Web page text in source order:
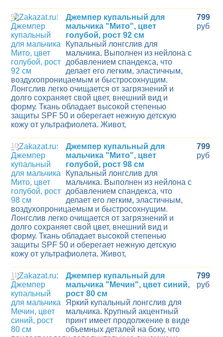
9
Джемпер купальный для
мальчика "Мито", цвет
голубой, рост 92 см
Купальный лонгслив для
мальчика. Выполнен из нейлона с
добавлением спандекса, что
делает его легким, эластичным,
воздухопроницаемым и быстросохнущим.
Лонгслив легко очищается от загрязнений и
долго сохраняет свой цвет, внешний вид и
форму. Ткань обладает высокой степенью
защиты SPF 50 и оберегает нежную детскую
кожу от ультрафиолета. Живот,
799
руб
10
Джемпер купальный для
мальчика "Мито", цвет
голубой, рост 98 см
Купальный лонгслив для
мальчика. Выполнен из нейлона с
добавлением спандекса, что
делает его легким, эластичным,
воздухопроницаемым и быстросохнущим.
Лонгслив легко очищается от загрязнений и
долго сохраняет свой цвет, внешний вид и
форму. Ткань обладает высокой степенью
защиты SPF 50 и оберегает нежную детскую
кожу от ультрафиолета. Живот,
799
руб
11
Джемпер купальный для
мальчика "Мечин", цвет синий,
рост 80 см
Яркий купальный лонгслив для
мальчика. Крупный акцентный
принт имеет продолжение в виде
объемных деталей на боку, что
799
руб